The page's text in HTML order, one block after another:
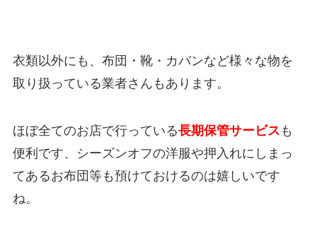
衣類以外にも、布団・靴・カバンなど様々な物を
取り扱っている業者さんもあります。
ほぼ全てのお店で行っている長期保管サービス も
便利です、シーズンオフの洋服や押入れにしまっ
てあるお布団等も預けておけるのは嬉しいです
ね。